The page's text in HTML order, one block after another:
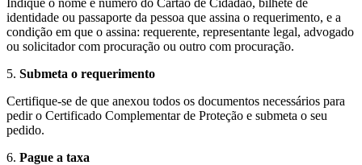
identidade ou passaporte da pessoa que assina o requerimento, e a
condição em que o assina: requerente, representante legal, advogado
ou solicitador com procuração ou outro com procuração.
5. Submeta o requerimento
Certifique-se de que anexou todos os documentos necessários para
pedir o Certificado Complementar de Proteção e submeta o seu
pedido.
6. Pague a taxa